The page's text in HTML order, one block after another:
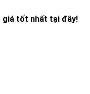
giá tốt nhất tại đây!